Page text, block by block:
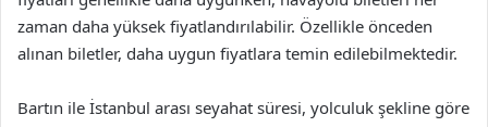
zaman daha yüksek fiyatlandırılabilir. Özellikle önceden
alınan biletler, daha uygun fiyatlara temin edilebilmektedir.
Bartın ile İstanbul arası seyahat süresi, yolculuk şekline göre